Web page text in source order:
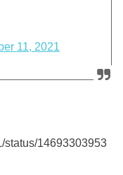
11, 2021
status/14693303953